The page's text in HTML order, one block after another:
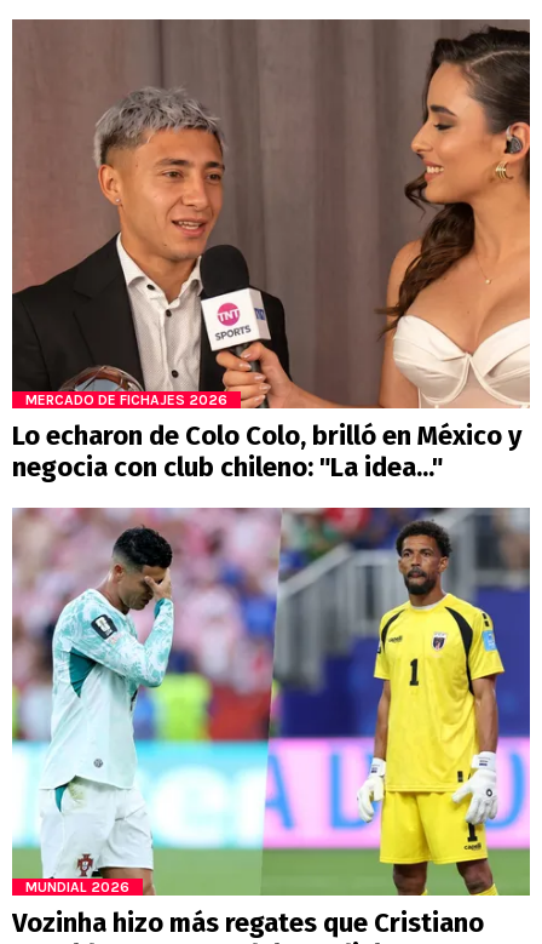
MERCADO DE FICHAJES 2026
Lo echaron de Colo Colo, brilló en México y
negocia con club chileno: "La idea..."
MUNDIAL 2026
Vozinha hizo más regates que Cristiano